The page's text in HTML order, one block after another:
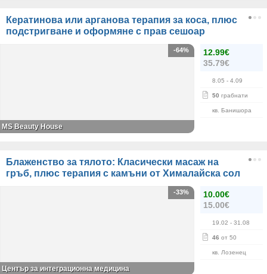
Кератинова или арганова терапия за коса, плюс
подстригване и оформяне с прав сешоар
12.99€
35.79€
8.05 - 4.09
50 грабнати
кв. Банишора
-64%
МS Beauty House
Блаженство за тялото: Класически масаж на
гръб, плюс терапия с камъни от Хималайска сол
10.00€
15.00€
19.02 - 31.08
46 от 50
кв. Лозенец
-33%
Център за интеграционна медицина